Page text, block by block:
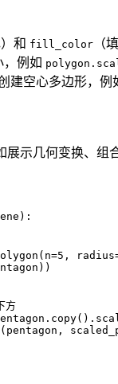
和 fill_color （
，例如
建空心多边形，例
示几何变换、组
方